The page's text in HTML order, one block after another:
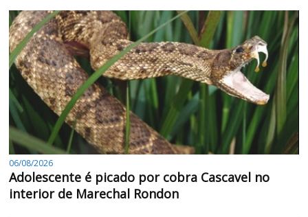
06/08/2026
Adolescente é picado por cobra Cascavel no
interior de Marechal Rondon